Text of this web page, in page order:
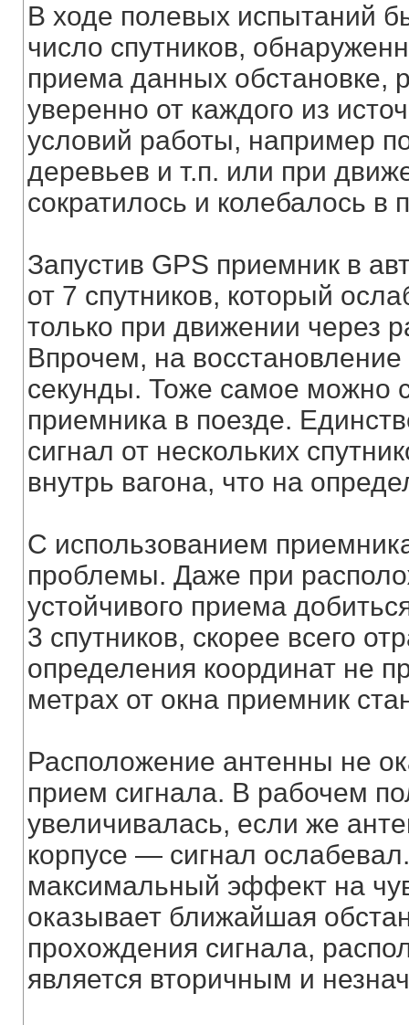
В ходе полевых испытаний
число спутников,
приема данных обстановке,
уверенно от каждого из
условий работы, например
деревьев и т.п. или при
сократилось и колебалось в
Запустив GPS приемник в
от 7 спутников, который
только при движении через
Впрочем, на
секунды. Тоже самое можно
приемника в поезде.
сигнал от нескольких
внутрь вагона, что на
С использованием
проблемы. Даже при
устойчивого приема
3 спутников, скорее всего
определения координат не
метрах от окна приемник
Расположение антенны не
прием сигнала. В рабочем
увеличивалась, если же
корпусе — сигнал
максимальный эффект на
оказывает ближайшая
прохождения сигнала,
является вторичным и